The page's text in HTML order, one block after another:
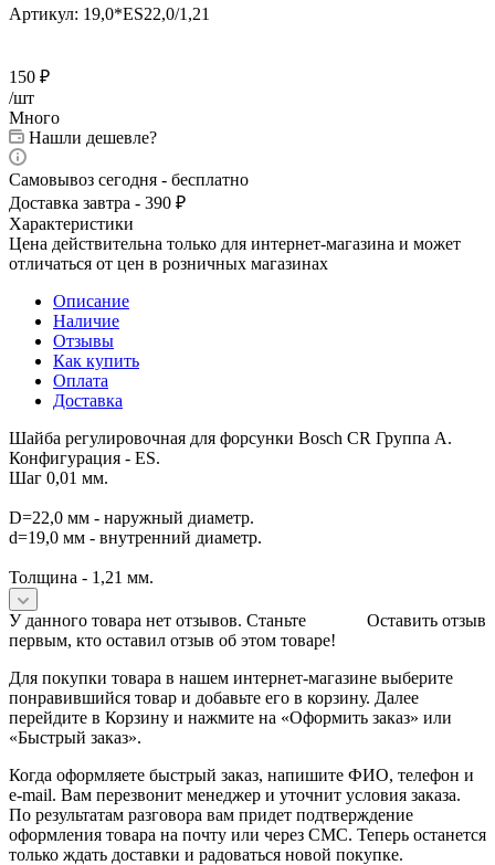
Артикул: 19,0*ES22,0/1,21
150 ₽
/шт
Много
Нашли дешевле?
Самовывоз сегодня - бесплатно
Доставка завтра - 390 ₽
Характеристики
Цена действительна только для интернет-магазина и может
отличаться от цен в розничных магазинах
Описание
Наличие
Отзывы
Как купить
Оплата
Доставка
Шайба регулировочная для форсунки Bosch CR Группа A.
Конфигурация - ES.
Шаг 0,01 мм.
D=22,0 мм - наружный диаметр.
d=19,0 мм - внутренний диаметр.
Толщина - 1,21 мм.
Оставить отзыв
У данного товара нет отзывов. Станьте
первым, кто оставил отзыв об этом товаре!
Для покупки товара в нашем интернет-магазине выберите
понравившийся товар и добавьте его в корзину. Далее
перейдите в Корзину и нажмите на «Оформить заказ» или
«Быстрый заказ».
Когда оформляете быстрый заказ, напишите ФИО, телефон и
e-mail. Вам перезвонит менеджер и уточнит условия заказа.
По результатам разговора вам придет подтверждение
оформления товара на почту или через СМС. Теперь останется
только ждать доставки и радоваться новой покупке.